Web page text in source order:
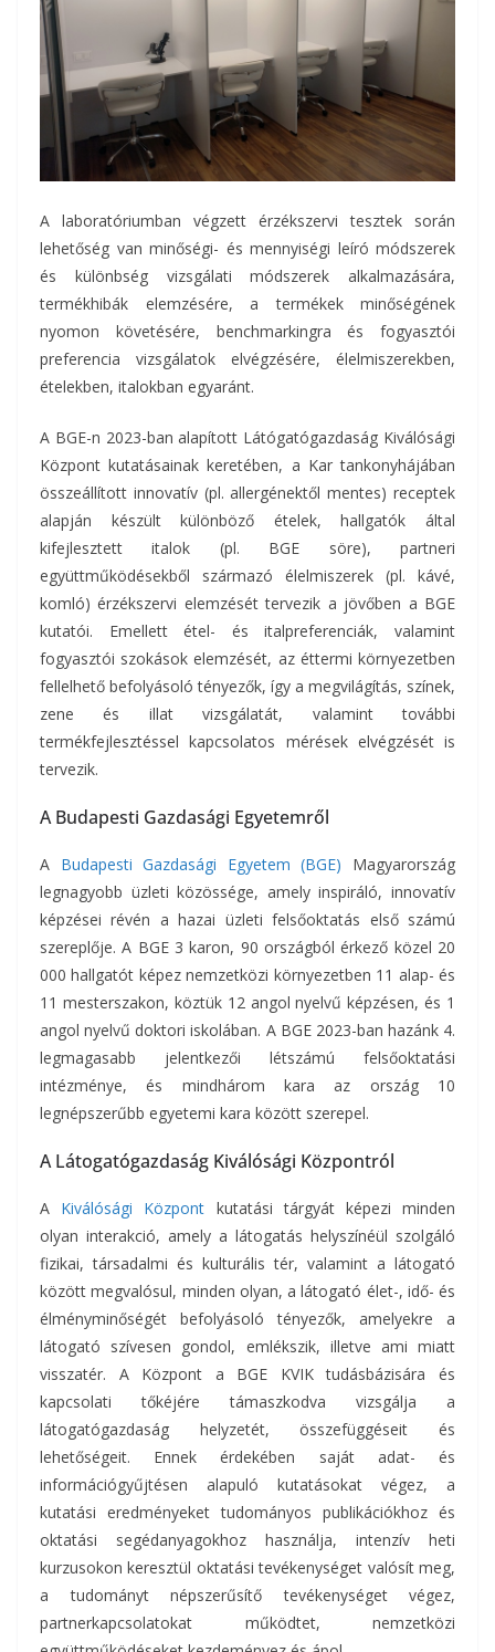
A laboratóriumban végzett érzékszervi tesztek során
lehetőség van minőségi- és mennyiségi leíró módszerek
és különbség vizsgálati módszerek alkalmazására,
termékhibák elemzésére, a termékek minőségének
nyomon követésére, benchmarkingra és fogyasztói
preferencia vizsgálatok elvégzésére, élelmiszerekben,
ételekben, italokban egyaránt.
A BGE-n 2023-ban alapított Látógatógazdaság Kiválósági
Központ kutatásainak keretében, a Kar tankonyhájában
összeállított innovatív (pl. allergénektől mentes) receptek
alapján készült különböző ételek, hallgatók által
kifejlesztett italok (pl. BGE söre), partneri
együttműködésekből származó élelmiszerek (pl. kávé,
komló) érzékszervi elemzését tervezik a jövőben a BGE
kutatói. Emellett étel- és italpreferenciák, valamint
fogyasztói szokások elemzését, az éttermi környezetben
fellelhető befolyásoló tényezők, így a megvilágítás, színek,
zene és illat vizsgálatát, valamint további
termékfejlesztéssel kapcsolatos mérések elvégzését is
tervezik.
A Budapesti Gazdasági Egyetemről
A Budapesti Gazdasági Egyetem (BGE) Magyarország
legnagyobb üzleti közössége, amely inspiráló, innovatív
képzései révén a hazai üzleti felsőoktatás első számú
szereplője. A BGE 3 karon, 90 országból érkező közel 20
000 hallgatót képez nemzetközi környezetben 11 alap- és
11 mesterszakon, köztük 12 angol nyelvű képzésen, és 1
angol nyelvű doktori iskolában. A BGE 2023-ban hazánk 4.
legmagasabb jelentkezői létszámú felsőoktatási
intézménye, és mindhárom kara az ország 10
legnépszerűbb egyetemi kara között szerepel.
A Látogatógazdaság Kiválósági Központról
A Kiválósági Központ kutatási tárgyát képezi minden
olyan interakció, amely a látogatás helyszínéül szolgáló
fizikai, társadalmi és kulturális tér, valamint a látogató
között megvalósul, minden olyan, a látogató élet-, idő- és
élményminőségét befolyásoló tényezők, amelyekre a
látogató szívesen gondol, emlékszik, illetve ami miatt
visszatér. A Központ a BGE KVIK tudásbázisára és
kapcsolati tőkéjére támaszkodva vizsgálja a
látogatógazdaság helyzetét, összefüggéseit és
lehetőségeit. Ennek érdekében saját adat- és
információgyűjtésen alapuló kutatásokat végez, a
kutatási eredményeket tudományos publikációkhoz és
oktatási segédanyagokhoz használja, intenzív heti
kurzusokon keresztül oktatási tevékenységet valósít meg,
a tudományt népszerűsítő tevékenységet végez,
partnerkapcsolatokat működtet, nemzetközi